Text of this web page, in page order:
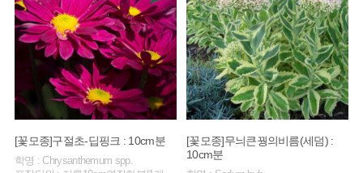
[꽃모종]구절초-딥핑크 : 10cm분
학명 : Chrysanthemum spp.
[꽃모종]무늬큰꿩의비름(세덤) :
10cm분